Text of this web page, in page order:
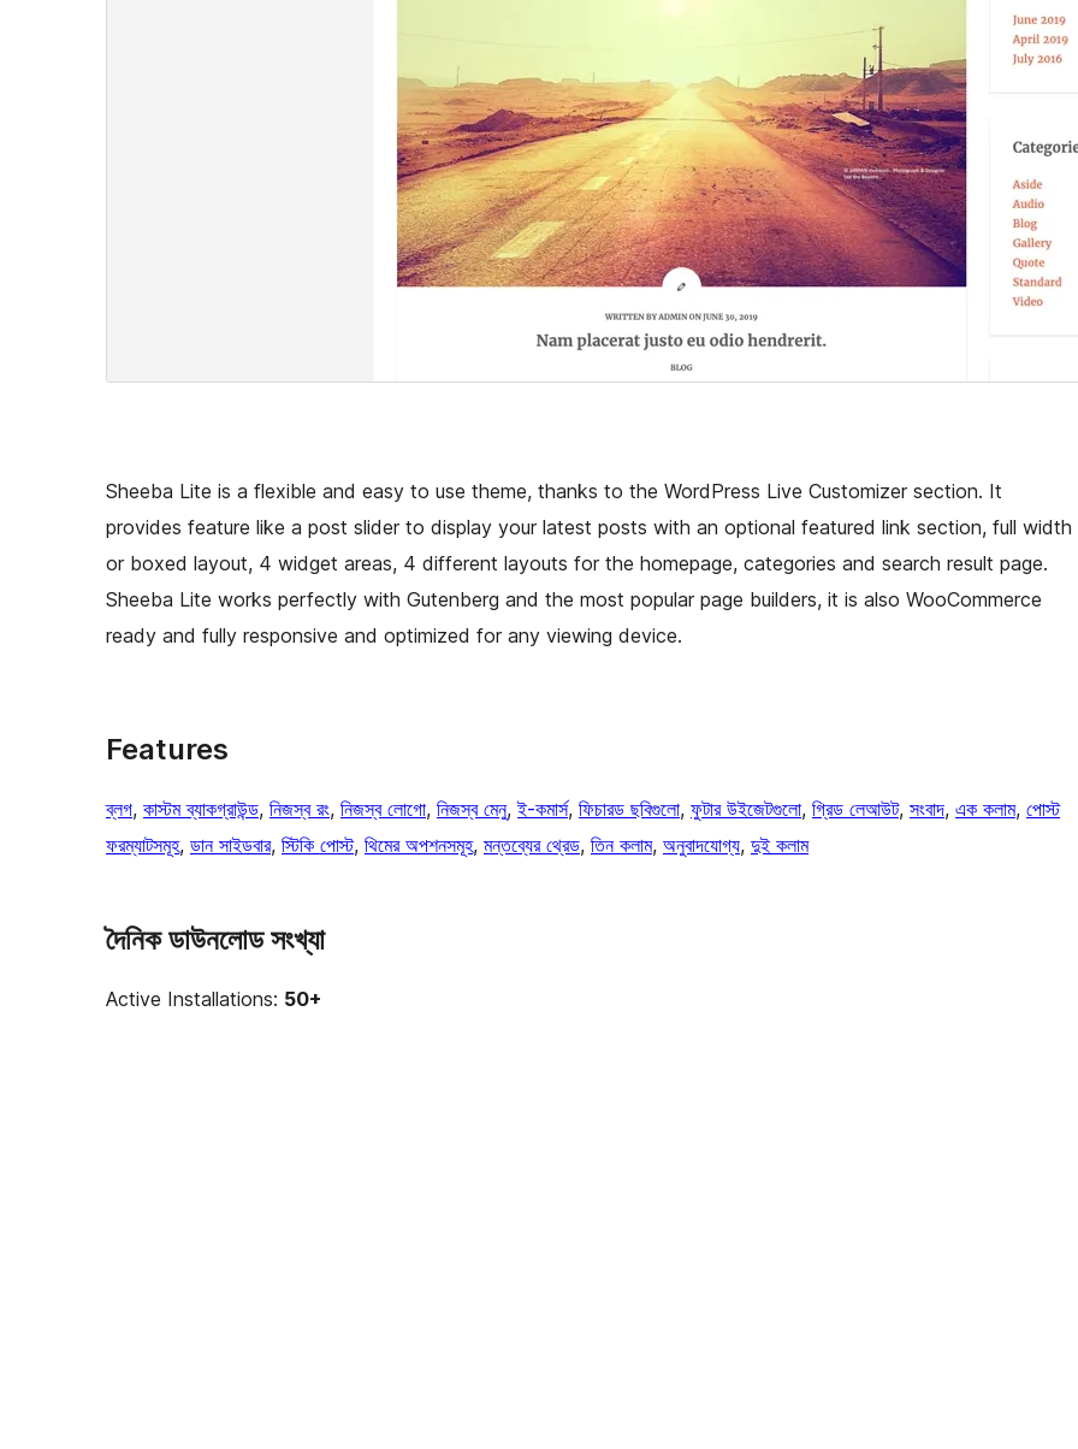
Sheeba Lite is a flexible and easy to use theme, thanks to the WordPress Live Customizer section. It
provides feature like a post slider to display your latest posts with an optional featured link section, full width
or boxed layout, 4 widget areas, 4 different layouts for the homepage, categories and search result page.
Sheeba Lite works perfectly with Gutenberg and the most popular page builders, it is also WooCommerce
ready and fully responsive and optimized for any viewing device.
Features
ব্লগ, কাস্টম ব্যাকগ্রাউন্ড, নিজস্ব রং, নিজস্ব লোগো, নিজস্ব মেনু, ই-কমার্স, ফিচারড ছবিগুলো, ফুটার উইজেটগুলো, গ্রিড লেআউট, সংবাদ, এক কলাম, পোস্ট
ফরম্যাটসমূহ, ডান সাইডবার, স্টিকি পোস্ট, থিমের অপশনসমূহ, মন্তব্যের থ্রেড, তিন কলাম, অনুবাদযোগ্য, দুই কলাম
দৈনিক ডাউনলোড সংখ্যা
Active Installations: 50+